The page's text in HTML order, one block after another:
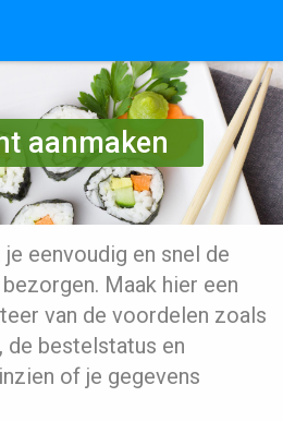
aanmaken
eenvoudig en snel de
Maak hier een
van de voordelen zoals
de bestelstatus en
of je gegevens